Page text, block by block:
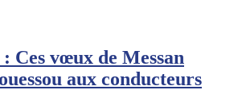
Ces vœux de Messan
aux conducteurs